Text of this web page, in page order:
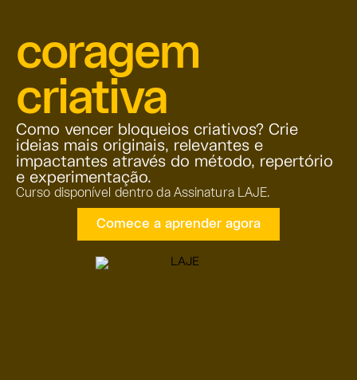
coragem
criativa
Como vencer bloqueios criativos? Crie
ideias mais originais, relevantes e
impactantes através do método, repertório
e experimentação.
Curso disponível dentro da Assinatura LAJE.
Comece a aprender agora